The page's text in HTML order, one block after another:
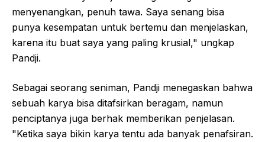
menyenangkan, penuh tawa. Saya senang bisa
punya kesempatan untuk bertemu dan menjelaskan,
karena itu buat saya yang paling krusial," ungkap
Pandji.
Sebagai seorang seniman, Pandji menegaskan bahwa
sebuah karya bisa ditafsirkan beragam, namun
penciptanya juga berhak memberikan penjelasan.
"Ketika saya bikin karya tentu ada banyak penafsiran.